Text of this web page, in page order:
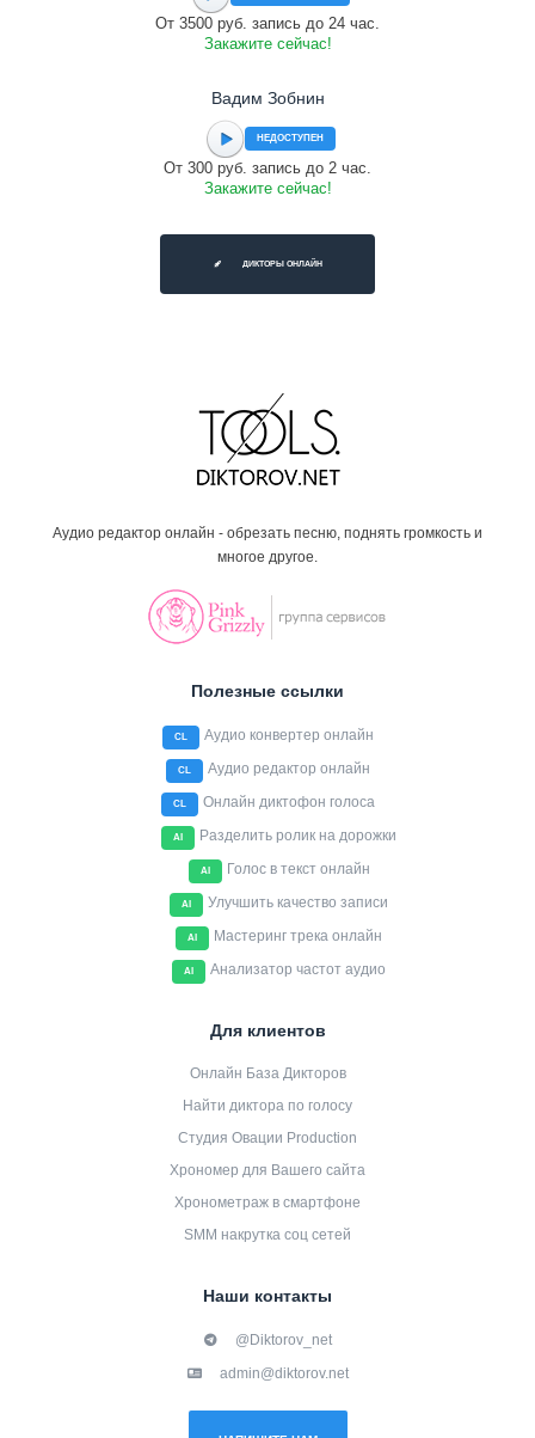
От 3500 руб. запись до 24 час.
Закажите сейчас!
Вадим Зобнин
НЕДОСТУПЕН
От 300 руб. запись до 2 час.
Закажите сейчас!
ДИКТОРЫ ОНЛАЙН
Аудио редактор онлайн - обрезать песню, поднять громкость и
многое другое.
Полезные ссылки
CL Аудио конвертер онлайн
CL Аудио редактор онлайн
CL Онлайн диктофон голоса
AI Разделить ролик на дорожки
AI Голос в текст онлайн
AI Улучшить качество записи
AI Мастеринг трека онлайн
AI Анализатор частот аудио
Для клиентов
Онлайн База Дикторов
Найти диктора по голосу
Студия Овации Production
Хрономер для Вашего сайта
Хронометраж в смартфоне
SMM накрутка соц сетей
Наши контакты
@Diktorov_net
admin@diktorov.net